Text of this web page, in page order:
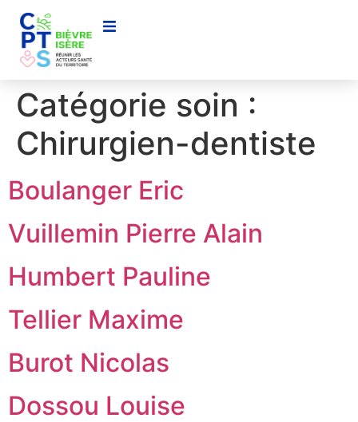
principal
Catégorie soin :
Chirurgien-dentiste
Boulanger Eric
Vuillemin Pierre Alain
Humbert Pauline
Tellier Maxime
Burot Nicolas
Dossou Louise